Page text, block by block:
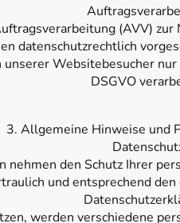
(AVV)
datenschutzrechtlich
Websitebesucher
DSGVO
3. Allgemeine Hinweise und
nehmen den Schutz Ihrer
und entsprechend
werden verschiedene